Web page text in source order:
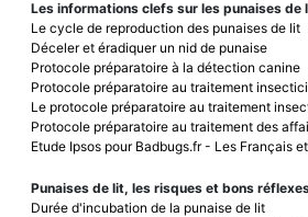
Les informations clefs sur les punaises de
Le cycle de reproduction des punaises de lit
Déceler et éradiquer un nid de punaise
Protocole préparatoire à la détection canine
Protocole préparatoire au traitement
Le protocole préparatoire au traitement
Protocole préparatoire au traitement des
Etude Ipsos pour Badbugs.fr - Les Français
Punaises de lit, les risques et bons
Durée d'incubation de la punaise de lit